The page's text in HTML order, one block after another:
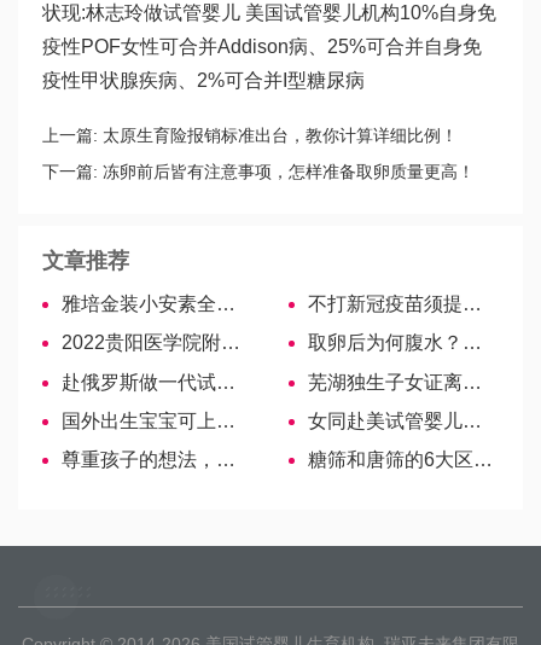
状现:林志玲做试管婴儿 美国试管婴儿机构10%自身免
疫性POF女性可合并Addison病、25%可合并自身免
疫性甲状腺疾病、2%可合并I型糖尿病
上一篇: 太原生育险报销标准出台，教你计算详细比例！
下一篇: 冻卵前后皆有注意事项，怎样准备取卵质量更高！
文章推荐
雅培金装小安素全面测评，之选对的不选贵的！
不打新冠疫苗须提供医院证明，3分钟知悉申请书怎么写
2022贵阳医学院附属医院试管婴儿医生名单（附助孕成功率）
取卵后为何腹水？卵巢过度刺激是真凶！
赴俄罗斯做一代试管，学会这些成功率翻倍
芜湖独生子女证离婚、丧偶也能办，申领资料、流程已备齐
国外出生宝宝可上成都户口，天府新区需护照或旅行证
女同赴美试管婴儿流程请收下
尊重孩子的想法，邓亚萍教练式育儿引热议
糖筛和唐筛的6大区别，新手妈妈注意区分！